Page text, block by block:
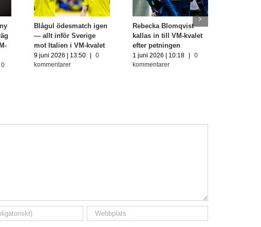
0
Blågul ödesmatch igen
— allt inför Sverige
mot Italien i VM-kvalet
9 juni 2026 | 13:50
0
kommentarer
Rebecka Blomqvist
kallas in till VM-kvalet
efter petningen
1 juni 2026 | 10:18
0
kommentarer